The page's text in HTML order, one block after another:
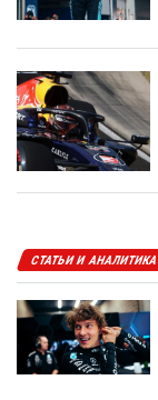
СТАТЬИ И АНАЛИТИКА